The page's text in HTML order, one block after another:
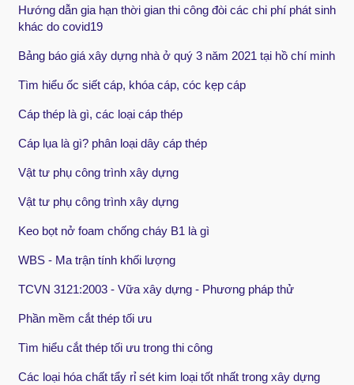
Hướng dẫn gia hạn thời gian thi công đòi các chi phí phát sinh
khác do covid19
Bảng báo giá xây dựng nhà ở quý 3 năm 2021 tại hồ chí minh
Tìm hiểu ốc siết cáp, khóa cáp, cóc kẹp cáp
Cáp thép là gì, các loại cáp thép
Cáp lụa là gì? phân loại dây cáp thép
Vật tư phụ công trình xây dựng
Vật tư phụ công trình xây dựng
Keo bọt nở foam chống cháy B1 là gì
WBS - Ma trận tính khối lượng
TCVN 3121:2003 - Vữa xây dựng - Phương pháp thử
Phần mềm cắt thép tối ưu
Tìm hiểu cắt thép tối ưu trong thi công
Các loại hóa chất tẩy rỉ sét kim loại tốt nhất trong xây dựng